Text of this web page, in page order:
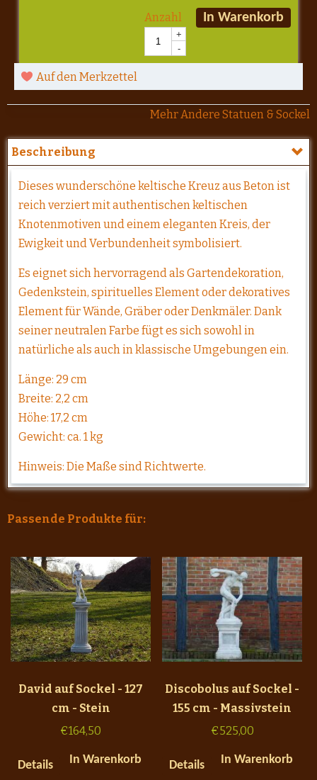
Anzahl
+
-
In Warenkorb
Auf den Merkzettel
Mehr Andere Statuen & Sockel
Beschreibung
Dieses wunderschöne keltische Kreuz aus Beton ist
reich verziert mit authentischen keltischen
Knotenmotiven und einem eleganten Kreis, der
Ewigkeit und Verbundenheit symbolisiert.
Es eignet sich hervorragend als Gartendekoration,
Gedenkstein, spirituelles Element oder dekoratives
Element für Wände, Gräber oder Denkmäler. Dank
seiner neutralen Farbe fügt es sich sowohl in
natürliche als auch in klassische Umgebungen ein.
Länge: 29 cm
Breite: 2,2 cm
Höhe: 17,2 cm
Gewicht: ca. 1 kg
Hinweis: Die Maße sind Richtwerte.
Passende Produkte für:
David auf Sockel - 127
cm - Stein
€164,50
Details In Warenkorb
Discobolus auf Sockel -
155 cm - Massivstein
€525,00
Details In Warenkorb